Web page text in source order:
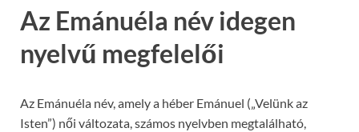
Az Emánuéla név idegen
nyelvű megfelelői
Az Emánuéla név, amely a héber Emánuel („Velünk az
Isten”) női változata, számos nyelvben megtalálható,